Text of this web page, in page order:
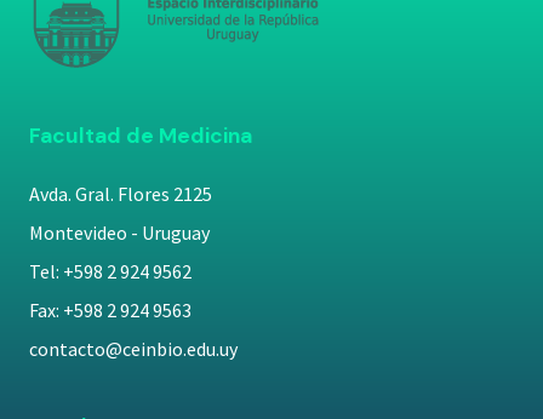
Facultad de Medicina
Avda. Gral. Flores 2125
Montevideo - Uruguay
Tel: +598 2 924 9562
Fax: +598 2 924 9563
contacto@ceinbio.edu.uy